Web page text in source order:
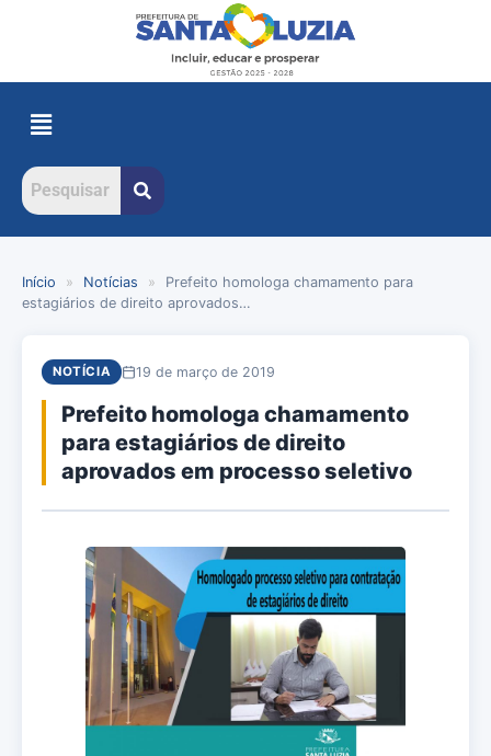
Início » Notícias »
Prefeito homologa chamamento para
estagiários de direito aprovados…
NOTÍCIA 19 de março de 2019
Prefeito homologa chamamento
para estagiários de direito
aprovados em processo seletivo